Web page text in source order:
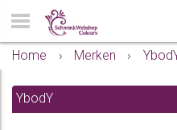
Home
› Merken ›
YbodY